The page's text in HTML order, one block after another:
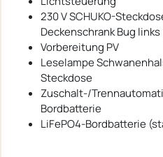
230 V SCHUKO-
Deckenschrank Bug links
Vorbereitung PV
Leselampe
Steckdose
Zuschalt-/
Bordbatterie
LiFePO4-Bordbatterie